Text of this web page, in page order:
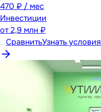
470 ₽ / мес
Инвестиции
от2,9 млн ₽
СравнитьУзнать условия